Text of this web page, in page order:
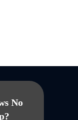
No